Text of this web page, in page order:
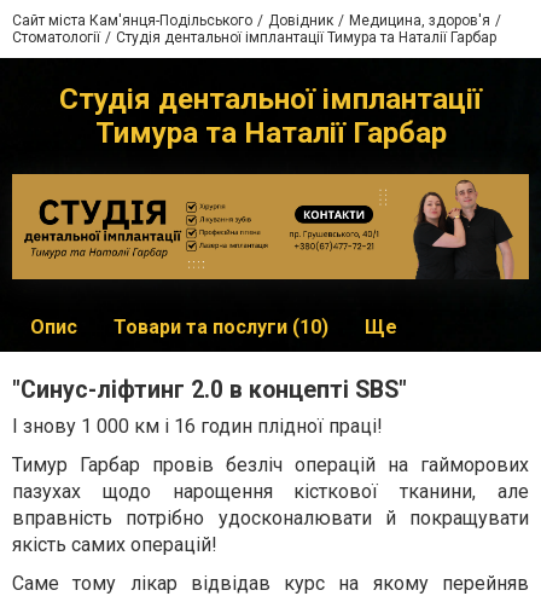
Сайт міста Кам'янця-Подільського Довідник
Медицина, здоров'я
Стоматології
Студія дентальної імплантації Тимура та Наталії Гарбар
Студія дентальної імплантації
Тимура та Наталії Гарбар
Опис Товари та послуги (10) Ще
"Синус-ліфтинг 2.0 в концепті SBS"
І знову 1 000 км і 16 годин плідної праці!
Тимур Гарбар провів безліч операцій на гайморових
пазухах щодо нарощення кісткової тканини, але
вправність потрібно удосконалювати й покращувати
якість самих операцій!
Саме тому лікар відвідав курс на якому перейняв